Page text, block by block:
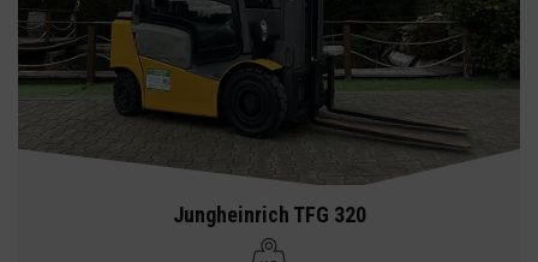
Jungheinrich TFG 320